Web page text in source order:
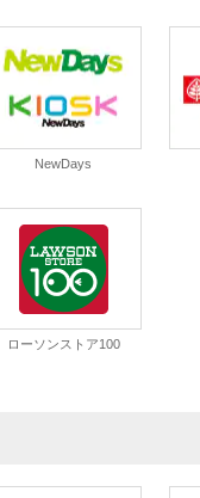
NewDays
ローソンストア100